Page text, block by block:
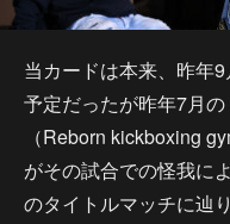
当カードは本来、昨年
予定だったが昨年7月
（Reborn kickboxing
がその試合での怪我に
のタイトルマッチに辿